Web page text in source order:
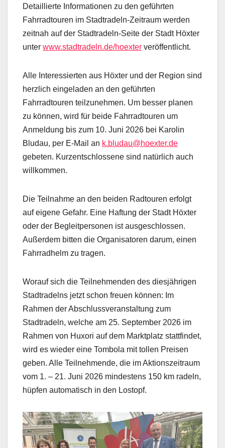
Detaillierte Informationen zu den geführten
Fahrradtouren im Stadtradeln-Zeitraum werden
zeitnah auf der Stadtradeln-Seite der Stadt Höxter
unter www.stadtradeln.de/hoexter veröffentlicht.
Alle Interessierten aus Höxter und der Region sind
herzlich eingeladen an den geführten
Fahrradtouren teilzunehmen. Um besser planen
zu können, wird für beide Fahrradtouren um
Anmeldung bis zum 10. Juni 2026 bei Karolin
Bludau, per E-Mail an k.bludau@hoexter.de
gebeten. Kurzentschlossene sind natürlich auch
willkommen.
Die Teilnahme an den beiden Radtouren erfolgt
auf eigene Gefahr. Eine Haftung der Stadt Höxter
oder der Begleitpersonen ist ausgeschlossen.
Außerdem bitten die Organisatoren darum, einen
Fahrradhelm zu tragen.
Worauf sich die Teilnehmenden des diesjährigen
Stadtradelns jetzt schon freuen können: Im
Rahmen der Abschlussveranstaltung zum
Stadtradeln, welche am 25. September 2026 im
Rahmen von Huxori auf dem Marktplatz stattfindet,
wird es wieder eine Tombola mit tollen Preisen
geben. Alle Teilnehmende, die im Aktionszeitraum
vom 1. – 21. Juni 2026 mindestens 150 km radeln,
hüpfen automatisch in den Lostopf.